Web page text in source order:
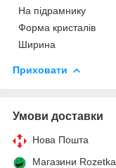
На підрамнику
Форма кристалів
Ширина
Приховати
Умови доставки
Нова Пошта
Магазини Rozetka